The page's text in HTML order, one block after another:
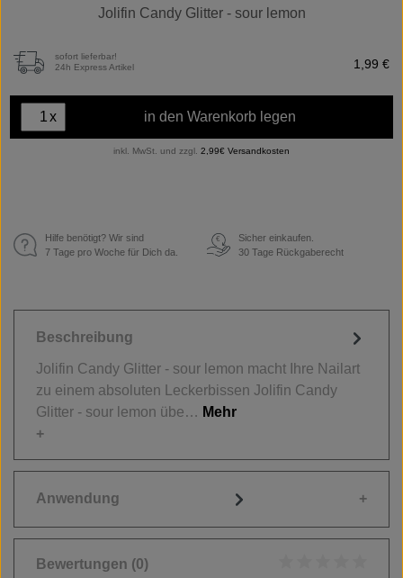
Jolifin Candy Glitter - sour lemon
sofort lieferbar!
24h Express Artikel
1,99 €
x in den Warenkorb legen
inkl. MwSt. und zzgl. 2,99€ Versandkosten
Hilfe benötigt? Wir sind
7 Tage pro Woche für Dich da.
€
Sicher einkaufen.
30 Tage Rückgaberecht
Beschreibung
Jolifin Candy Glitter - sour lemon macht Ihre Nailart
zu einem absoluten Leckerbissen Jolifin Candy
Glitter - sour lemon übe… Mehr
Anwendung
Bewertungen (0)